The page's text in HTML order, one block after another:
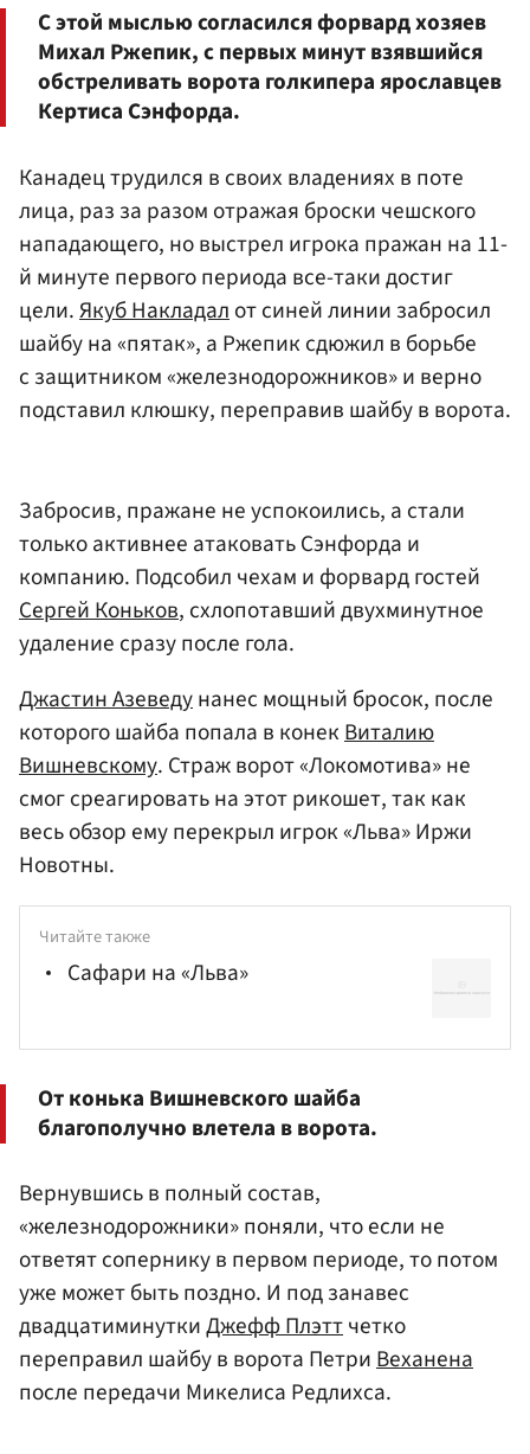
С этой мыслью согласился форвард хозяев
Михал Ржепик, с первых минут взявшийся
обстреливать ворота голкипера ярославцев
Кертиса Сэнфорда.
Канадец трудился в своих владениях в поте
лица, раз за разом отражая броски чешского
нападающего, но выстрел игрока пражан на 11-
й минуте первого периода все-таки достиг
цели.Якуб Накладалот синей линии забросил
шайбу на «пятак», а Ржепик сдюжил в борьбе
с защитником «железнодорожников» и верно
подставил клюшку, переправив шайбу в ворота.
Забросив, пражане не успокоились, а стали
только активнее атаковать Сэнфорда и
компанию. Подсобил чехам и форвард гостей
Сергей Коньков, схлопотавший двухминутное
удаление сразу после гола.
Джастин Азеведунанес мощный бросок, после
которого шайба попала в конекВиталию
Вишневскому. Страж ворот «Локомотива» не
смог среагировать на этот рикошет, так как
весь обзор ему перекрыл игрок «Льва» Иржи
Новотны.
Читайте также
Сафари на «Льва»
От конька Вишневского шайба
благополучно влетела в ворота.
Вернувшись в полный состав,
«железнодорожники» поняли, что если не
ответят сопернику в первом периоде, то потом
уже может быть поздно. И под занавес
двадцатиминуткиДжефф Плэттчетко
переправил шайбу в ворота ПетриВеханена
после передачи Микелиса Редлихса.